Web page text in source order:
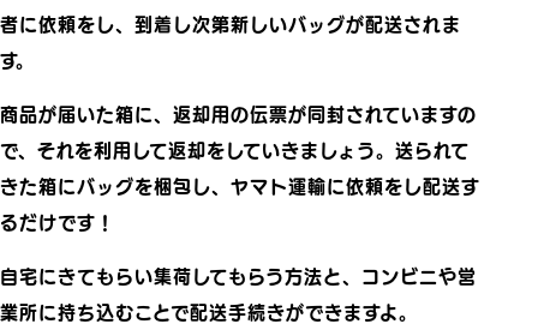
者に依頼をし、到着し次第新しいバッグが配送されま
す。
商品が届いた箱に、返却用の伝票が同封されていますの
で、それを利用して返却をしていきましょう。送られて
きた箱にバッグを梱包し、ヤマト運輸に依頼をし配送す
るだけです！
自宅にきてもらい集荷してもらう方法と、コンビニや営
業所に持ち込むことで配送手続きができますよ。